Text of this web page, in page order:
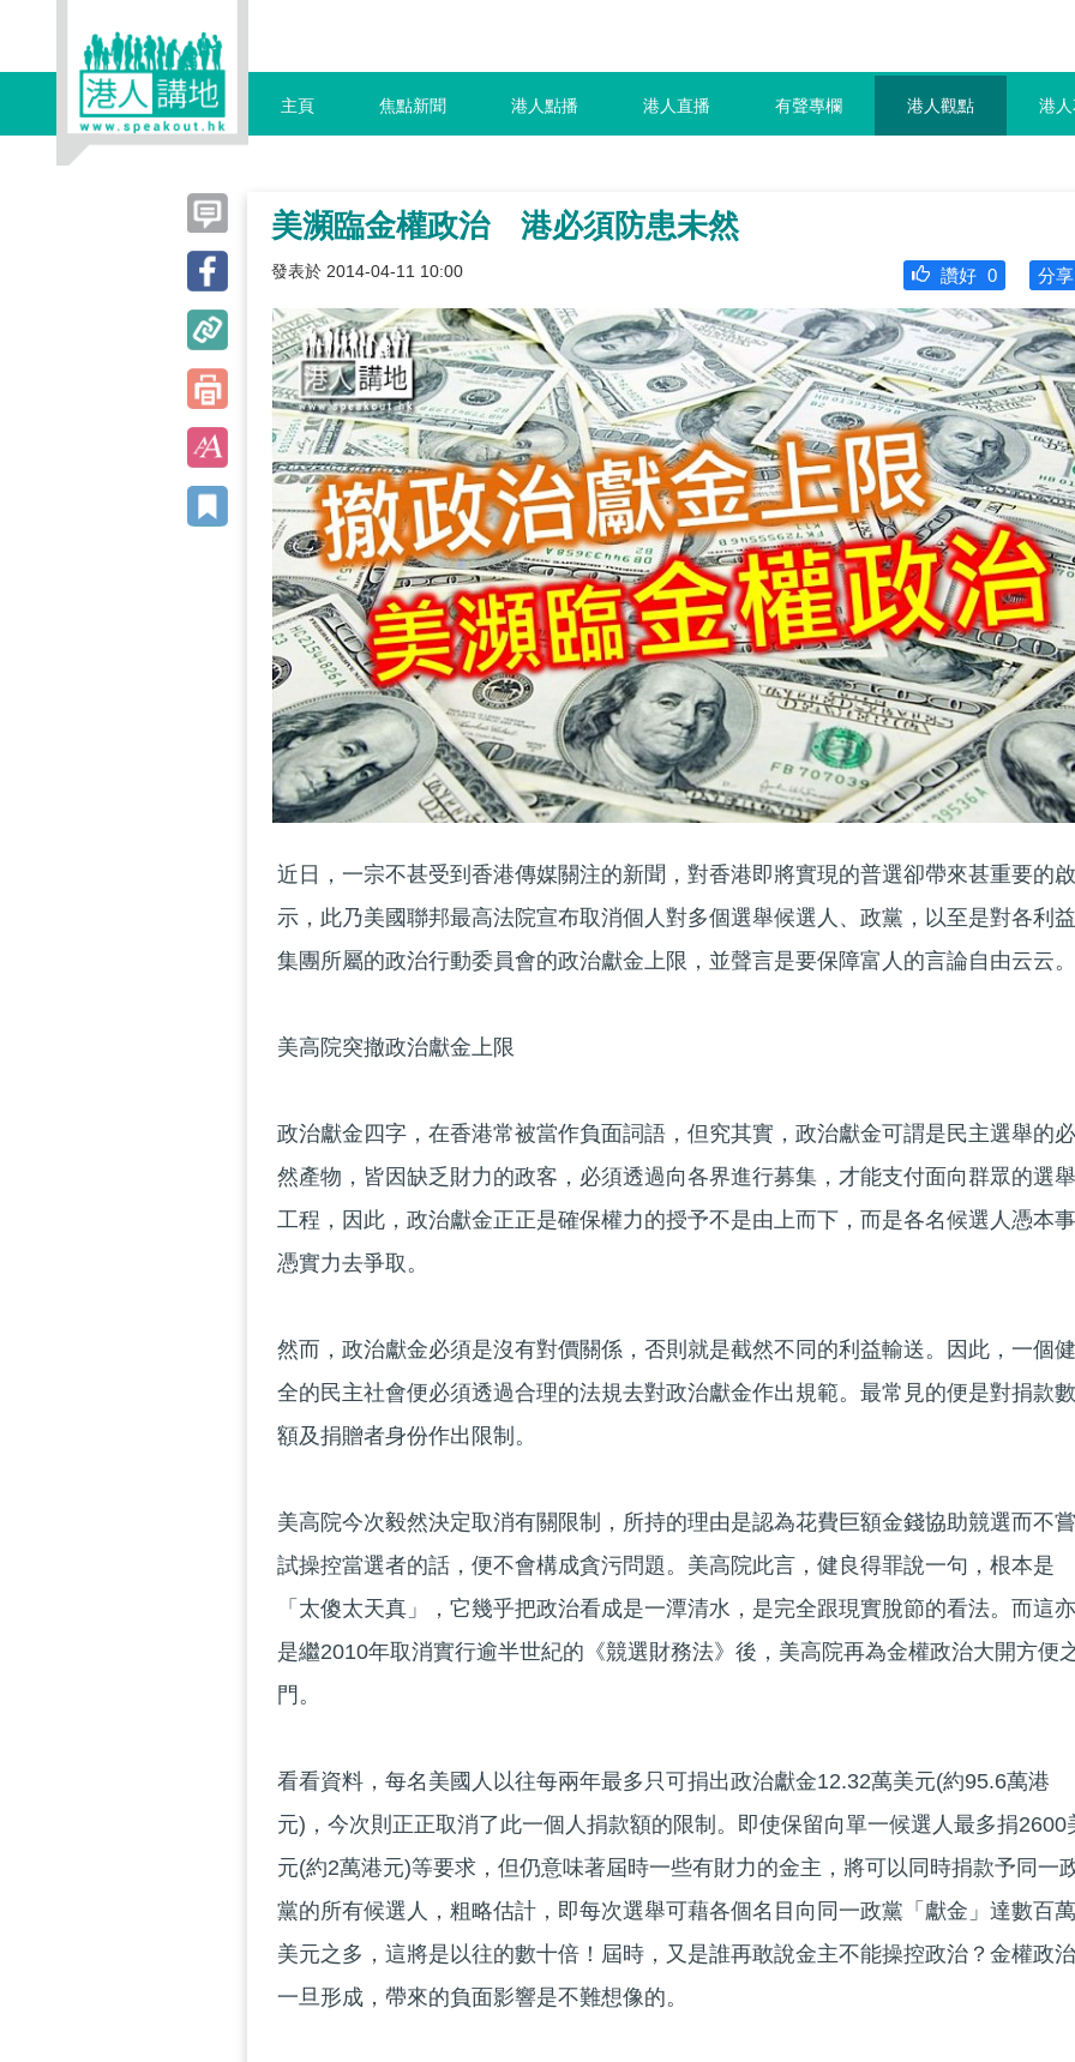
主頁 焦點新聞 港人點播 港人直播 有聲專欄 港人觀點 港
美瀕臨金權政治 港必須防患未然
發表於 2014-04-11 10:00 分享
讚好 0
近日，一宗不甚受到香港傳媒關注的新聞，對香港即將實現的普選卻帶來甚重要的啟
示，此乃美國聯邦最高法院宣布取消個人對多個選舉候選人、政黨，以至是對各利益
集團所屬的政治行動委員會的政治獻金上限，並聲言是要保障富人的言論自由云云。
美高院突撤政治獻金上限
政治獻金四字，在香港常被當作負面詞語，但究其實，政治獻金可謂是民主選舉的必
然產物，皆因缺乏財力的政客，必須透過向各界進行募集，才能支付面向群眾的選舉
工程，因此，政治獻金正正是確保權力的授予不是由上而下，而是各名候選人憑本事
憑實力去爭取。
然而，政治獻金必須是沒有對價關係，否則就是截然不同的利益輸送。因此，一個健
全的民主社會便必須透過合理的法規去對政治獻金作出規範。最常見的便是對捐款數
額及捐贈者身份作出限制。
美高院今次毅然決定取消有關限制，所持的理由是認為花費巨額金錢協助競選而不嘗
試操控當選者的話，便不會構成貪污問題。美高院此言，健良得罪說一句，根本是
「太傻太天真」，它幾乎把政治看成是一潭清水，是完全跟現實脫節的看法。而這亦
是繼2010年取消實行逾半世紀的《競選財務法》後，美高院再為金權政治大開方便
門。
看看資料，每名美國人以往每兩年最多只可捐出政治獻金12.32萬美元(約95.6萬港
元)，今次則正正取消了此一個人捐款額的限制。即使保留向單一候選人最多捐2600
元(約2萬港元)等要求，但仍意味著屆時一些有財力的金主，將可以同時捐款予同一
黨的所有候選人，粗略估計，即每次選舉可藉各個名目向同一政黨「獻金」達數百萬
美元之多，這將是以往的數十倍！屆時，又是誰再敢說金主不能操控政治？金權政治
一旦形成，帶來的負面影響是不難想像的。